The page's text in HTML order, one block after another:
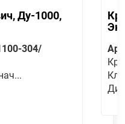
Ду-1000,
304/